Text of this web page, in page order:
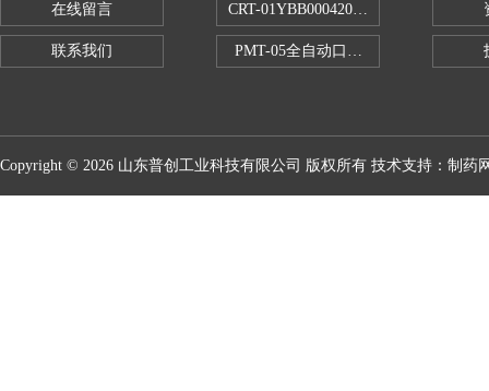
在线留言
联系我们
CRT-01YBB00042005数显式安瓿瓶圆
PMT-05全自动口红折断力测试仪
Copyright © 2026 山东普创工业科技有限公司 版权所有 技术支持： 制药